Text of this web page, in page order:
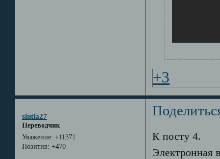
+3
sintia27
Переводчик
Уважение: +11371
Позитив: +470
К посту 4.
Электронная